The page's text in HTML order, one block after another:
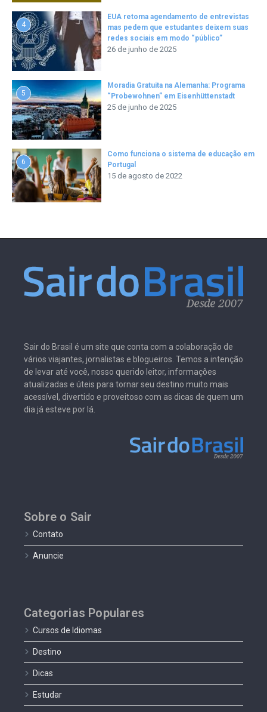
4
EUA retoma agendamento de entrevistas
mas pedem que estudantes deixem suas
redes sociais em modo “público”
26 de junho de 2025
5
Moradia Gratuita na Alemanha: Programa
“Probewohnen” em Eisenhüttenstadt
25 de junho de 2025
6
Como funciona o sistema de educação em
Portugal
15 de agosto de 2022
Sair do Brasil é um site que conta com a colaboração de
vários viajantes, jornalistas e blogueiros. Temos a intenção
de levar até você, nosso querido leitor, informações
atualizadas e úteis para tornar seu destino muito mais
acessível, divertido e proveitoso com as dicas de quem um
dia já esteve por lá.
Sobre o Sair
Contato
Anuncie
Categorias Populares
Cursos de Idiomas
Destino
Dicas
Estudar